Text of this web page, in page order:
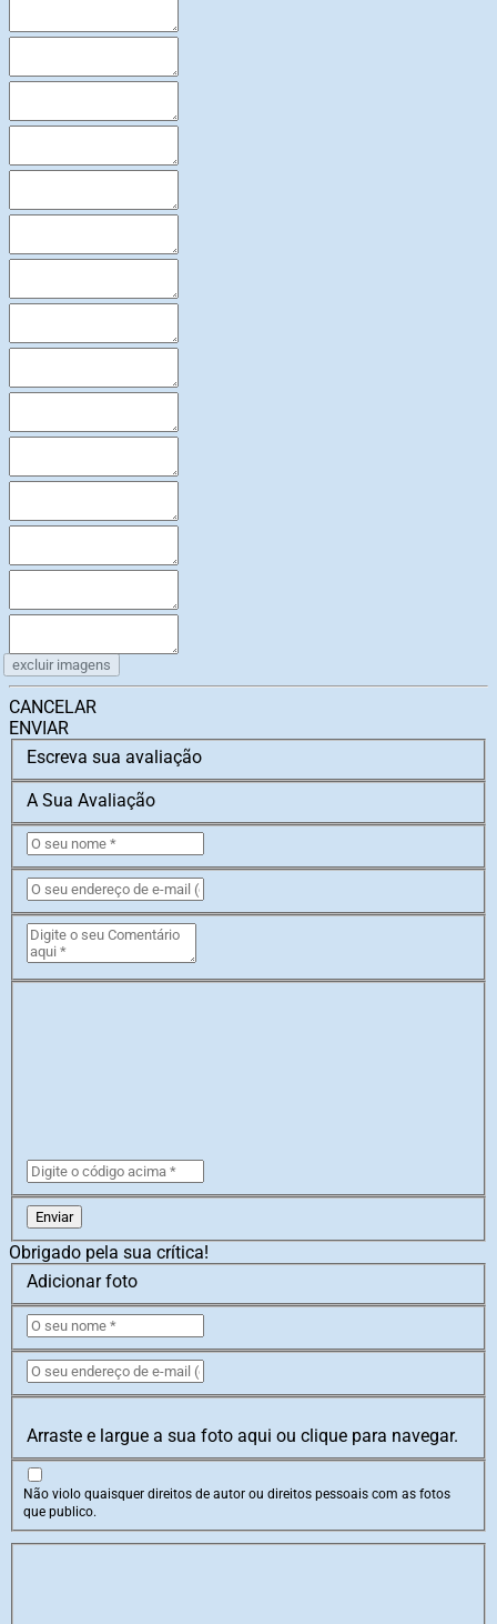
excluir imagens
CANCELAR
ENVIAR
Escreva sua avaliação
A Sua Avaliação
Enviar
Obrigado pela sua crítica!
Adicionar foto
Arraste e largue a sua foto aqui ou clique para navegar.
Não violo quaisquer direitos de autor ou direitos pessoais com as fotos
que publico.